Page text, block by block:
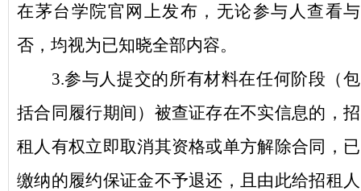
在茅台学院官网上发布，无论参与人 查看与
否，均视为已知晓全部内容。
3.参与人提交的所有材料在任何阶段（包
括合同履行期间）被查证存在不实信息的，招
租人有权立即取消其资格或单方解除合同，已
缴纳的履约保证金不予退还，且由此给招租人